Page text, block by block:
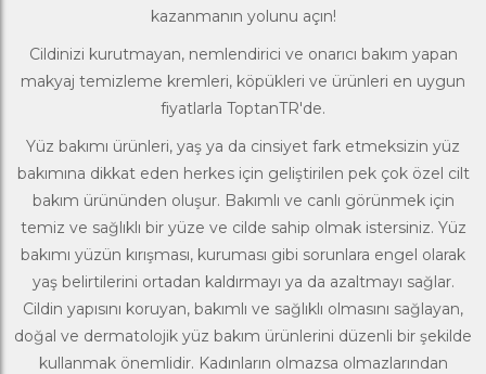
kazanmanın yolunu açın!
Cildinizi kurutmayan, nemlendirici ve onarıcı bakım yapan
makyaj temizleme kremleri, köpükleri ve ürünleri en uygun
fiyatlarla ToptanTR'de.
Yüz bakımı ürünleri, yaş ya da cinsiyet fark etmeksizin yüz
bakımına dikkat eden herkes için geliştirilen pek çok özel cilt
bakım ürününden oluşur. Bakımlı ve canlı görünmek için
temiz ve sağlıklı bir yüze ve cilde sahip olmak istersiniz. Yüz
bakımı yüzün kırışması, kuruması gibi sorunlara engel olarak
yaş belirtilerini ortadan kaldırmayı ya da azaltmayı sağlar.
Cildin yapısını koruyan, bakımlı ve sağlıklı olmasını sağlayan,
doğal ve dermatolojik yüz bakım ürünlerini düzenli bir şekilde
kullanmak önemlidir. Kadınların olmazsa olmazlarından